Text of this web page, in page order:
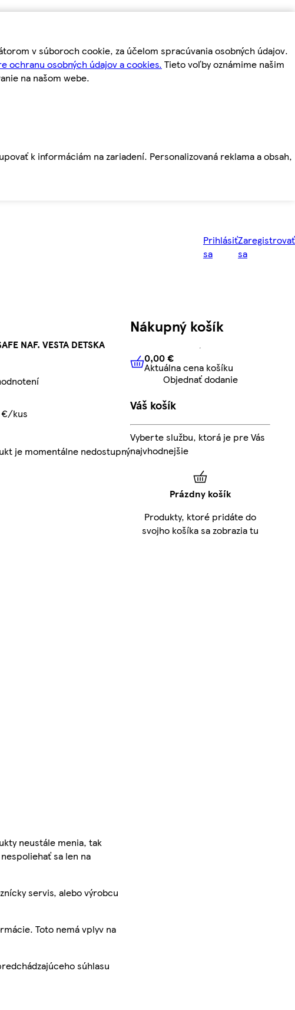
v súboroch cookie, za účelom spracúvania osobných údajov.
ochranu osobných údajov a cookies. Tieto voľby oznámime našim
na našom webe.
k informáciám na zariadení. Personalizovaná reklama a obsah,
Prihlásiť
sa
Zaregistrovať
sa
NAF. VESTA DETSKA
€/kus
je momentálne nedostupný
neustále menia, tak
sa len na
servis, alebo výrobcu
Toto nemá vplyv na
súhlasu
Nákupný košík
0,00 € Aktuálna cena košíku
0,00 €
Aktuálna cena košíku
Objednať dodanie
Váš košík
Vyberte službu, ktorá je pre Vás
najvhodnejšie
Prázdny košík
Produkty, ktoré pridáte do
svojho košíka sa zobrazia tu